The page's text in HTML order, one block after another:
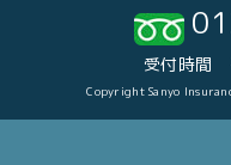
受付時間
Copyright Sanyo